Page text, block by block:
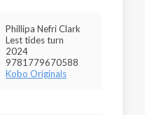
Phillipa Nefri Clark
Lest tides turn
2024
9781779670588
Kobo Originals